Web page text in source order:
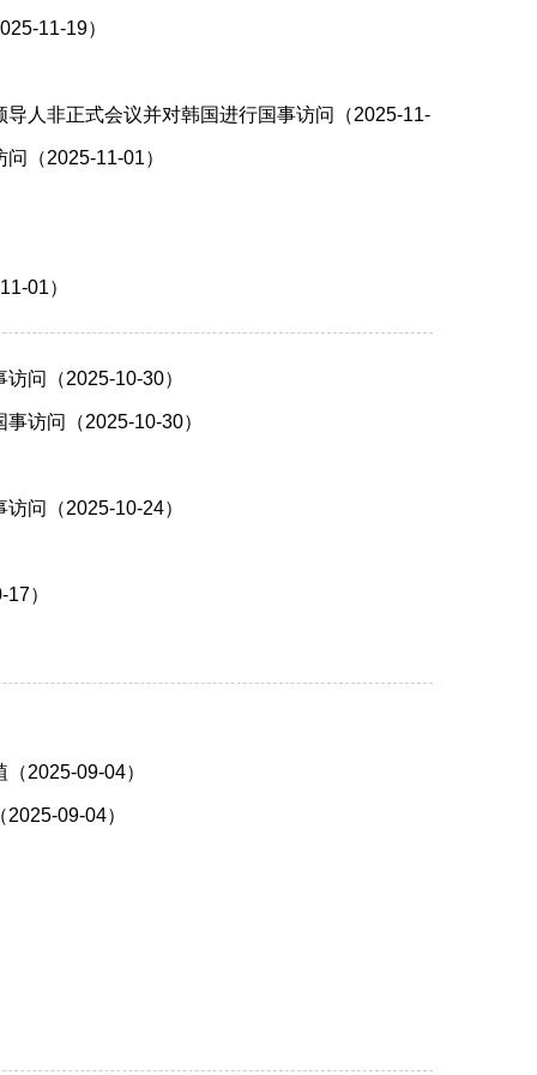
11-19）
人非正式会议并对韩国进行国事访问（2025-11-
（2025-11-01）
01）
问（2025-10-30）
访问（2025-10-30）
问（2025-10-24）
）
2025-09-04）
09-04）